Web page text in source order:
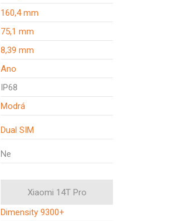
160,4 mm
75,1 mm
8,39 mm
Ano
IP68
Modrá
Dual SIM
Ne
Xiaomi 14T Pro
Dimensity 9300+